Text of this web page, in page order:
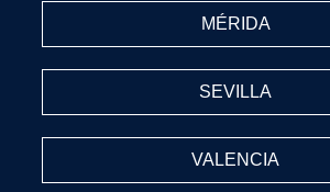
MÉRIDA
SEVILLA
VALENCIA